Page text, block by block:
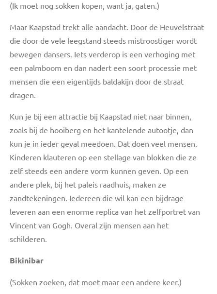
(Ik moet nog sokken kopen, want ja, gaten.)
Maar Kaapstad trekt alle aandacht. Door de Heuvelstraat
die door de vele leegstand steeds mistroostiger wordt
bewegen dansers. Iets verderop is een verhoging met
een palmboom en dan nadert een soort processie met
mensen die een eigentijds baldakijn door de straat
dragen.
Kun je bij een attractie bij Kaapstad niet naar binnen,
zoals bij de hooiberg en het kantelende autootje, dan
kun je in ieder geval meedoen. Dat doen veel mensen.
Kinderen klauteren op een stellage van blokken die ze
zelf steeds een andere vorm kunnen geven. Op een
andere plek, bij het paleis raadhuis, maken ze
zandtekeningen. Iedereen die wil kan een bijdrage
leveren aan een enorme replica van het zelfportret van
Vincent van Gogh. Overal zijn mensen aan het
schilderen.
Bikinibar
(Sokken zoeken, dat moet maar een andere keer.)